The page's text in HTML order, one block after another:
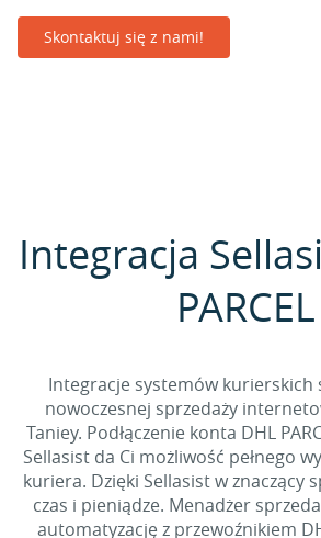
Skontaktuj się z nami!
Integracja
PARCEL
Integracje systemów kurierskich
nowoczesnej sprzedaży
Taniey. Podłączenie konta DHL
Sellasist da Ci możliwość pełnego
kuriera. Dzięki Sellasist w znaczący
czas i pieniądze. Menadżer
automatyzację z przewoźnikiem